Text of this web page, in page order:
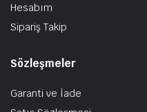
Hesabım
Sipariş Takip
Sözleşmeler
Garanti ve İade